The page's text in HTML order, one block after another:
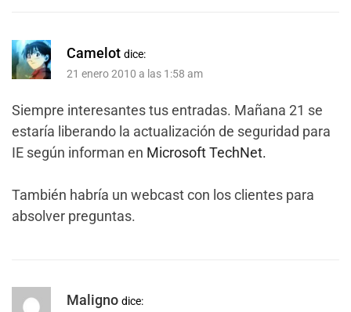
Camelot dice:
21 enero 2010 a las 1:58 am
Siempre interesantes tus entradas. Mañana 21 se
estaría liberando la actualización de seguridad para
IE según informan en Microsoft TechNet.
También habría un webcast con los clientes para
absolver preguntas.
Maligno dice: